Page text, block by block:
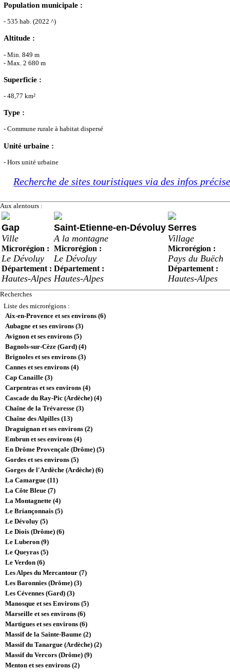
Population municipale :
- 535 hab. (2022 ^)
Altitude :
- Min. 849 m
- Max. 2 680 m
Superficie :
- 48,77 km²
Type :
- Commune rurale à habitat dispersé
Unité urbaine :
- Hors unité urbaine
Recherche de sites touristiques via des infos
Aux alentours :
Gap
Ville
Microrégion :
Le Dévoluy
Département :
Hautes-Alpes
Saint-Etienne-en-Dévoluy
A la montagne
Microrégion :
Le Dévoluy
Département :
Hautes-Alpes
Serres
Village
Microrégion :
Pays du Buëch
Département :
Hautes-Alpes
Recherches
Liste des microrégions :
Aix-en-Provence et ses environs (6)
Aubagne et ses environs (3)
Avignon et ses environs (5)
Bagnols-sur-Cèze (Gard) (4)
Brignoles et ses environs (3)
Cannes et ses environs (4)
Cap Canaille (3)
Carpentras et ses environs (4)
Cascade du Ray-Pic (Ardèche) (4)
Chaîne de la Trévaresse (3)
Chaîne des Alpilles (13)
Draguignan et ses environs (2)
Embrun et ses environs (4)
En Drôme Provençale (Drôme) (5)
Gordes et ses environs (5)
Gorges de l'Ardèche (Ardèche) (6)
La Camargue (11)
La Côte Bleue (7)
La Montagnette (4)
Le Briançonnais (5)
Le Dévoluy (5)
Le Diois (Drôme) (6)
Le Luberon (9)
Le Queyras (5)
Le Verdon (6)
Les Alpes du Mercantour (7)
Les Baronnies (Drôme) (3)
Les Cévennes (Gard) (3)
Manosque et ses Environs (5)
Marseille et ses environs (6)
Martigues et ses environs (6)
Massif de la Sainte-Baume (2)
Massif du Tanargue (Ardèche) (2)
Massif du Vercors (Drôme) (9)
Menton et ses environs (2)